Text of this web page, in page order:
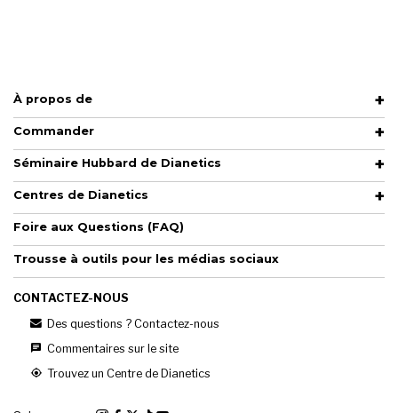
À propos de
Commander
Séminaire Hubbard de Dianetics
Centres de Dianetics
Foire aux Questions (FAQ)
Trousse à outils pour les médias sociaux
CONTACTEZ-NOUS
Des questions ? Contactez-nous
Commentaires sur le site
Trouvez un Centre de Dianetics